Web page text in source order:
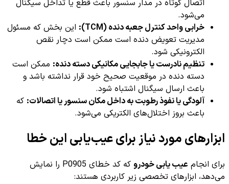
اتصال کوتاه در مدار سنسور باعث قطع یا تداخل سیگنال
می‌شود.
خرابی واحد کنترل جعبه دنده (TCM):
این بخش که مسئول
مدیریت تعویض دنده است ممکن است دچار نقص
الکترونیکی شود.
تنظیم نادرست یا جابجایی مکانیکی دسته دنده: ممکن است
دسته دنده در موقعیت صحیح خود قرار نداشته باشد و
باعث ارسال سیگنال اشتباه شود.
آلودگی یا نفوذ رطوبت به داخل مکان سنسور یا اتصالات: که
باعث بروز اختلال‌های الکتریکی می‌شود.
ابزارهای مورد نیاز برای عیب‌یابی این خطا
برای انجام عیب یابی خودرو
که کد خطای P0905 را نمایش
می‌دهد، ابزارهای تخصصی زیر کاربردی هستند: